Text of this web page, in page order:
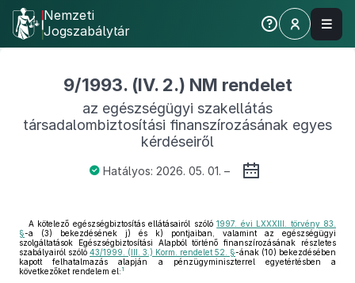
Nemzeti
Jogszabálytár
9/1993. (IV. 2.) NM rendelet
az egészségügyi szakellátás
társadalombiztosítási finanszírozásának egyes
kérdéseiről
Hatályos: 2026. 05. 01. –
A kötelező egészségbiztosítás ellátásairól szóló1997. évi LXXXIII. törvény 83.
§-a (3) bekezdésének j) és k) pontjaiban, valamint az egészségügyi
szolgáltatások Egészségbiztosítási Alapból történő finanszírozásának részletes
szabályairól szóló 43/1999. (III. 3.) Korm. rendelet 52. §-ának (10) bekezdésében
kapott felhatalmazás alapján a pénzügyminiszterrel egyetértésben a
következőket rendelem el: 1